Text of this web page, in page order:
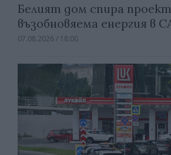
Белият дом спира
възобновяема енергия в
07.08.2026 / 18:00